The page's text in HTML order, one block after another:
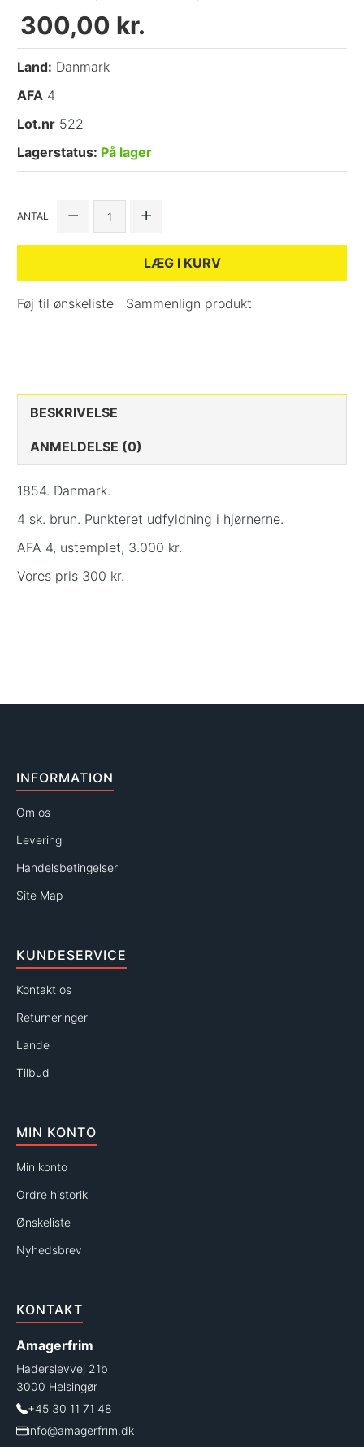
300,00 kr.
Land: Danmark
AFA 4
Lot.nr 522
Lagerstatus: På lager
ANTAL
LÆG I KURV
Føj til ønskeliste Sammenlign produkt
BESKRIVELSE
ANMELDELSE (0)
1854. Danmark.
4 sk. brun. Punkteret udfyldning i hjørnerne.
AFA 4, ustemplet, 3.000 kr.
Vores pris 300 kr.
INFORMATION
Om os
Levering
Handelsbetingelser
Site Map
KUNDESERVICE
Kontakt os
Returneringer
Lande
Tilbud
MIN KONTO
Min konto
Ordre historik
Ønskeliste
Nyhedsbrev
KONTAKT
Amagerfrim
Haderslevvej 21b
3000 Helsingør
+45 30 11 71 48
info@amagerfrim.dk